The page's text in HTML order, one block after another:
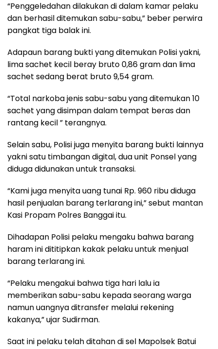
“Penggeledahan dilakukan di dalam kamar pelaku
dan berhasil ditemukan sabu-sabu,” beber perwira
pangkat tiga balak ini.
Adapaun barang bukti yang ditemukan Polisi yakni,
lima sachet kecil beray bruto 0,86 gram dan lima
sachet sedang berat bruto 9,54 gram.
“Total narkoba jenis sabu-sabu yang ditemukan 10
sachet yang disimpan dalam tempat beras dan
rantang kecil ” terangnya.
Selain sabu, Polisi juga menyita barang bukti lainnya
yakni satu timbangan digital, dua unit Ponsel yang
diduga didunakan untuk transaksi.
“Kami juga menyita uang tunai Rp. 960 ribu diduga
hasil penjualan barang terlarang ini,” sebut mantan
Kasi Propam Polres Banggai itu.
Dihadapan Polisi pelaku mengaku bahwa barang
haram ini dititipkan kakak pelaku untuk menjual
barang terlarang ini.
“Pelaku mengakui bahwa tiga hari lalu ia
memberikan sabu-sabu kepada seorang warga
namun uangnya ditransfer melalui rekening
kakanya,” ujar Sudirman.
Saat ini pelaku telah ditahan di sel Mapolsek Batui